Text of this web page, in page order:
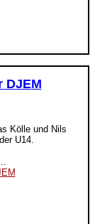
DJEM
Kölle und Nils
U14.